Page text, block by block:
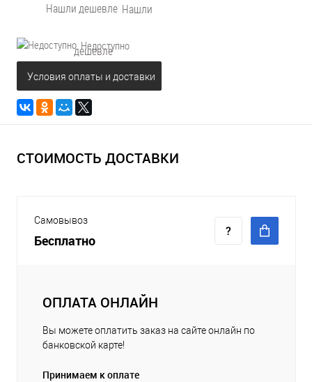
Нашли
дешевле
Недоступно
Условия оплаты и доставки
СТОИМОСТЬ ДОСТАВКИ
Самовывоз
Бесплатно
ОПЛАТА ОНЛАЙН
Вы можете оплатить заказ на сайте онлайн по
банковской карте!
Принимаем к оплате